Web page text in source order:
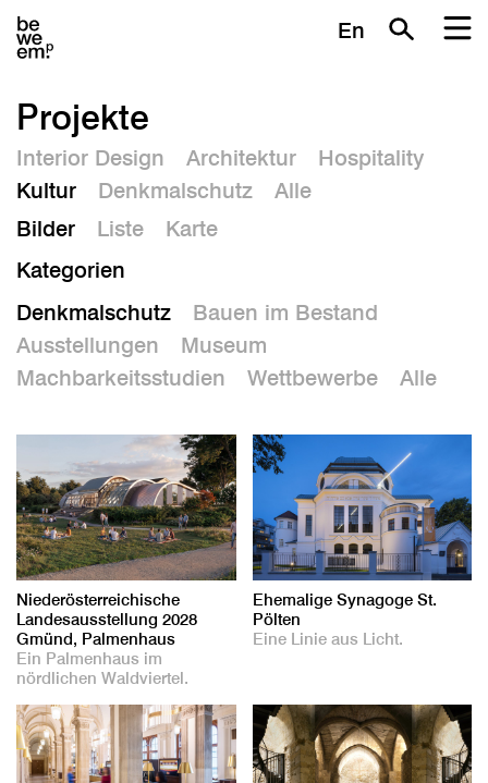
En
Projekte
Interior Design Architektur
Hospitality
Kultur
Denkmalschutz
Alle
Bilder
Liste
Karte
Kategorien
Denkmalschutz
Bauen im Bestand
Ausstellungen
Museum
Machbarkeitsstudien
Wettbewerbe Alle
Niederösterreichische
Landesausstellung 2028
Gmünd, Palmenhaus
Ein Palmenhaus im
nördlichen Waldviertel.
Ehemalige Synagoge St.
Pölten
Eine Linie aus Licht.